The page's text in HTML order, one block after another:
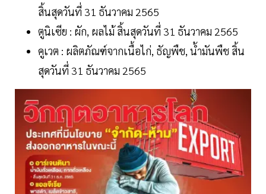
สิ้นสุดวันที่ 31 ธันวาคม 2565
ตูนิเซีย : ผัก, ผลไม้ สิ้นสุดวันที่ 31 ธันวาคม 2565
คูเวต : ผลิตภัณฑ์จากเนื้อไก่, ธัญพืช, น้ำมันพืช สิ้น
สุดวันที่ 31 ธันวาคม 2565